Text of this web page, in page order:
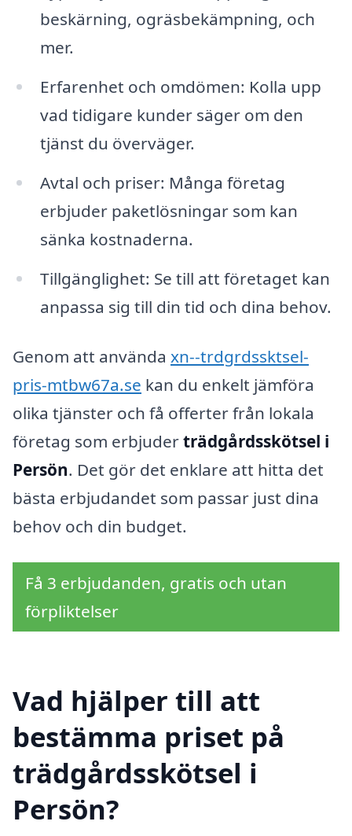
beskärning, ogräsbekämpning, och
mer.
Erfarenhet och omdömen: Kolla upp
vad tidigare kunder säger om den
tjänst du överväger.
Avtal och priser: Många företag
erbjuder paketlösningar som kan
sänka kostnaderna.
Tillgänglighet: Se till att företaget kan
anpassa sig till din tid och dina behov.
Genom att använda xn--trdgrdssktsel-
pris-mtbw67a.se kan du enkelt jämföra
olika tjänster och få offerter från lokala
företag som erbjuderträdgårdsskötsel i
Persön. Det gör det enklare att hitta det
bästa erbjudandet som passar just dina
behov och din budget.
Få 3 erbjudanden, gratis och utan
förpliktelser
Vad hjälper till att
bestämma priset på
trädgårdsskötsel i
Persön?